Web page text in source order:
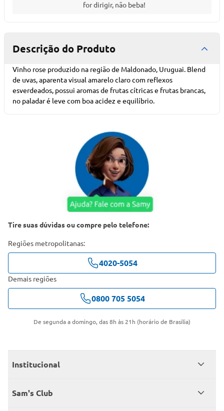
for dirigir, não beba!
Descrição do Produto
Vinho rose produzido na região de Maldonado, Uruguai. Blend
de uvas, aparenta visual amarelo claro com reflexos
esverdeados, possui aromas de frutas cítricas e frutas brancas,
no paladar é leve com boa acidez e equilíbrio.
Tire suas dúvidas ou compre pelo telefone:
Regiões metropolitanas:
4020-5054
Demais regiões
0800 705 5054
De segunda a domingo, das 8h às 21h (horário de Brasília)
Institucional
Quem somos
Sam's Club